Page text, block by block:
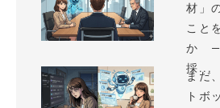
材」
こと
か
採...
まだ
トボ